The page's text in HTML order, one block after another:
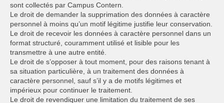
sont collectés par Campus Contern.
Le droit de demander la supprimation des données à caractère
personnel à moins qu’un motif légitime justifie leur conservation.
Le droit de recevoir les données à caractère personnel dans un
format structuré, couramment utilisé et lisible pour les
transmettre à une autre entité.
Le droit de s’opposer à tout moment, pour des raisons tenant à
sa situation particulière, à un traitement des données à
caractère personnel, sauf s’il y a de motifs légitimes et
impérieux pour continuer le traitement.
Le droit de revendiquer une limitation du traitement de ses